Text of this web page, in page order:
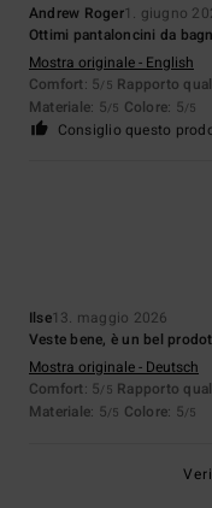
Andrew Roger1. giugno
Ottimi pantaloncini da
Mostra originale - English
Comfort: 5/5 Rapporto
Materiale: 5/5 Colore: 5/5
Consiglio questo
Ilse13. maggio 2026
Veste bene, è un bel
Mostra originale - Deutsch
Comfort: 5/5 Rapporto
Materiale: 5/5 Colore: 5/5